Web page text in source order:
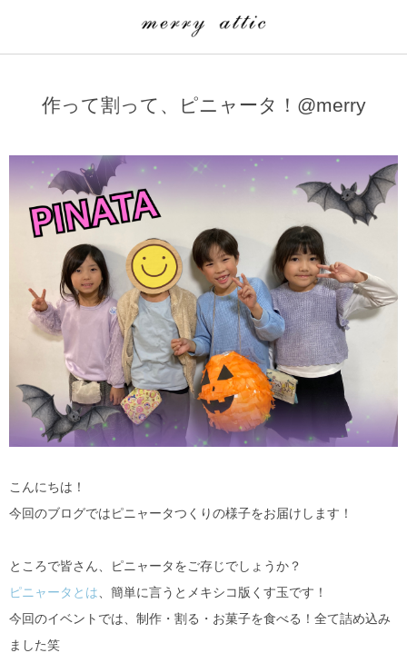
作って割って、ピニャータ！@merry
こんにちは！
今回のブログではピニャータつくりの様子をお届けします！
ところで皆さん、ピニャータをご存じでしょうか？
ピニャータとは 、簡単に言うとメキシコ版くす玉です！
今回のイベントでは、制作・割る・お菓子を食べる！全て詰め込み
ました笑
merry attic ミュージッククラス